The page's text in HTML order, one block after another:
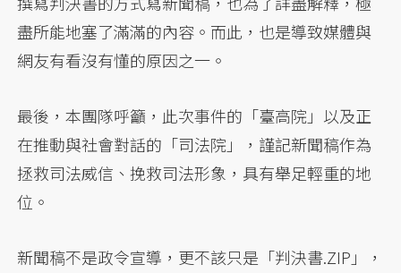
盡所能地塞了滿滿的內容。而此，也是導致媒體與
網友有看沒有懂的原因之一。
最後，本團隊呼籲，此次事件的「臺高院」以及正
在推動與社會對話的「司法院」，謹記新聞稿作為
拯救司法威信、挽救司法形象，具有舉足輕重的地
位。
新聞稿不是政令宣導，更不該只是「判決書.ZIP」，